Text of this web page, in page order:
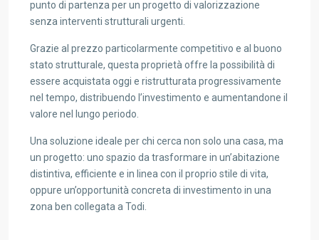
punto di partenza per un progetto di valorizzazione
senza interventi strutturali urgenti.
Grazie al prezzo particolarmente competitivo e al buono
stato strutturale, questa proprietà offre la possibilità di
essere acquistata oggi e ristrutturata progressivamente
nel tempo, distribuendo l’investimento e aumentandone il
valore nel lungo periodo.
Una soluzione ideale per chi cerca non solo una casa, ma
un progetto: uno spazio da trasformare in un’abitazione
distintiva, efficiente e in linea con il proprio stile di vita,
oppure un’opportunità concreta di investimento in una
zona ben collegata a Todi.